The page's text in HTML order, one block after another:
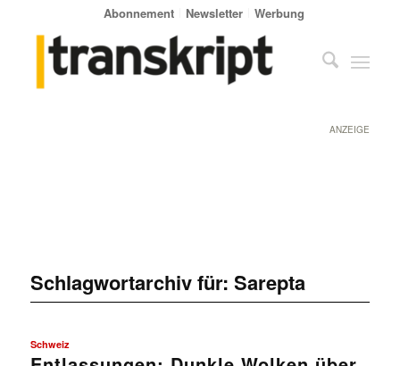
Abonnement Newsletter Werbung
ANZEIGE
Schlagwortarchiv für: Sarepta
Schweiz